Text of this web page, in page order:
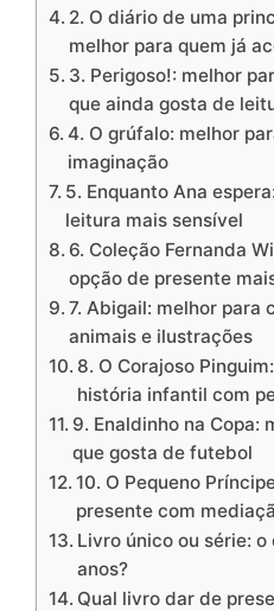
2. O diário de uma
melhor para quem já
3. Perigoso!: melhor
que ainda gosta de
4. O grúfalo: melhor
imaginação
5. Enquanto Ana
leitura mais sensível
6. Coleção Fernanda
opção de presente
7. Abigail: melhor para
animais e ilustrações
8. O Corajoso
história infantil com
9. Enaldinho na Copa:
que gosta de futebol
10. O Pequeno
presente com
Livro único ou série: o
anos?
Qual livro dar de